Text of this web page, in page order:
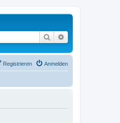
Suche
Anmelden
Registrieren